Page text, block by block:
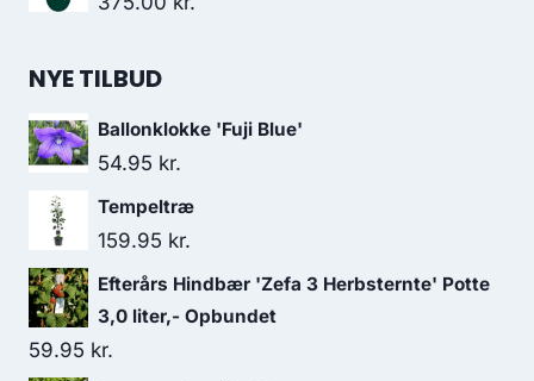
NYE TILBUD
Ballonklokke 'Fuji Blue'
54.95 kr.
Tempeltræ
159.95 kr.
Efterårs Hindbær 'Zefa 3 Herbsternte' Potte
3,0 liter,- Opbundet
59.95 kr.